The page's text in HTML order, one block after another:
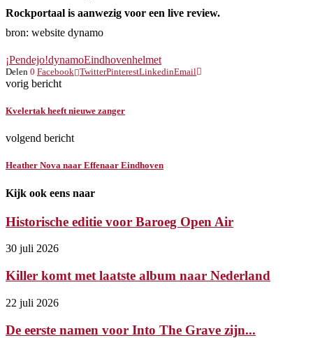
Rockportaal is aanwezig voor een live review.
bron: website dynamo
¡Pendejo!dynamoEindhovenhelmet
Delen 0 Facebook TwitterPinterestLinkedinEmail
vorig bericht
Kvelertak heeft nieuwe zanger
volgend bericht
Heather Nova naar Effenaar Eindhoven
Kijk ook eens naar
Historische editie voor Baroeg Open Air
30 juli 2026
Killer komt met laatste album naar Nederland
22 juli 2026
De eerste namen voor Into The Grave zijn...